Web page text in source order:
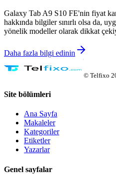
Galaxy Tab A9 S10 FE'nin fiyat
hakkında bilgiler sınırlı olsa da,
yönelik modeller olarak dikkat
Daha fazla bilgi edinin
© Telfixo
Site bölümleri
Ana Sayfa
Makaleler
Kategoriler
Etiketler
Yazarlar
Genel sayfalar